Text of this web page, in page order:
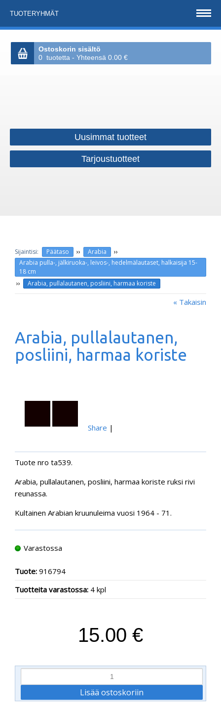
TUOTERYHMÄT
Ostoskorin sisältö
0 tuotetta - Yhteensä 0.00 €
Uusimmat tuotteet
Tarjoustuotteet
Päätaso ›› Arabia ››
Arabia pulla-, jälkiruoka-, leivos-, hedelmälautaset, halkaisija 15-
18 cm
›› Arabia, pullalautanen, posliini, harmaa koriste
« Takaisin
Arabia, pullalautanen,
posliini, harmaa koriste
Share |
Tuote nro ta539.
Arabia, pullalautanen, posliini, harmaa koriste ruksi rivi
reunassa.
Kultainen Arabian kruunuleima vuosi 1964 - 71.
Varastossa
Tuote: 916794
Tuotteita varastossa: 4 kpl
15.00 €